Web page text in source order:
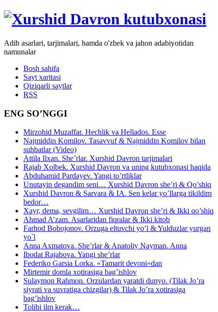
Adib asarlari, tarjimalari, hamda o'zbek va jahon adabiyotidan
namunalar
Bosh sahifa
Sayt xaritasi
Qiziqarli saytlar
RSS
ENG SO’NGGI
Mirzohid Muzaffar. Hechlik va Hellados. Esse
Najmiddin Komilov. Tasavvuf & Najmiddin Komilov bilan
suhbatlar (Video)
Attila Ilxan. She’rlar. Xurshid Davron tarjimalari
Rajab Xolbek. Xurshid Davron va uning kutubxonasi haqida
Abduhamid Pardayev. Yangi to’rtliklar
Unutayin degandim seni… Xurshid Davron she’ri & Qo’shiq
Xurshid Davron & Sarvara & IA. Sen kelar yo’llarga tikildim
bedor…
Xayr, dema, sevgilim… Xurshid Davron she’ri & Ikki qo’shiq
Ahmad A’zam. Asarlaridan fiqralar & Ikki kitob
Farhod Bobojonov. Orzuga eltuvchi yo‘l & Yulduzlar yurgan
yo`l
Anna Axmatova. She’rlar & Anatoliy Nayman. Anna
Ibodat Rajabova. Yangi she’rlar
Federiko Garsia Lorka. «Tamarit devoni»dan
Mirtemir domla xotirasiga bag’ishlov
Sulaymon Rahmon. Orzulardan yaratdi dunyo. (Tilak Jo’ra
siyrati va suvratiga chizgilar) & Tilak Jo’ra xotirasiga
bag’ishlov
Tolibi ilm kerak…